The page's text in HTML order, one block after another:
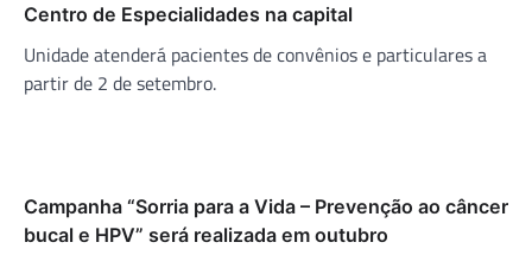
Centro de Especialidades na capital
Unidade atenderá pacientes de convênios e particulares a
partir de 2 de setembro.
Campanha “Sorria para a Vida – Prevenção ao câncer
bucal e HPV” será realizada em outubro